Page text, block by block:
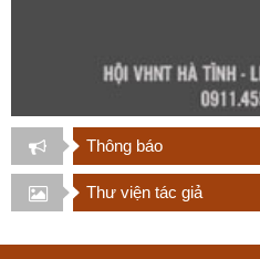
Thông báo
Thư viện tác giả